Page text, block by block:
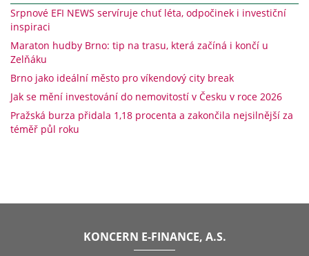
Srpnové EFI NEWS servíruje chuť léta, odpočinek i investiční
inspiraci
Maraton hudby Brno: tip na trasu, která začíná i končí u
Zelňáku
Brno jako ideální město pro víkendový city break
Jak se mění investování do nemovitostí v Česku v roce 2026
Pražská burza přidala 1,18 procenta a zakončila nejsilnější za
téměř půl roku
KONCERN E-FINANCE, A.S.